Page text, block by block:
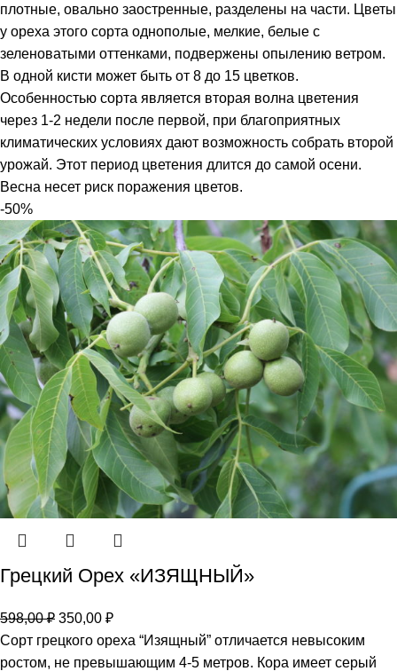
плотные, овально заостренные, разделены на части. Цветы
у ореха этого сорта однополые, мелкие, белые с
зеленоватыми оттенками, подвержены опылению ветром.
В одной кисти может быть от 8 до 15 цветков.
Особенностью сорта является вторая волна цветения
через 1-2 недели после первой, при благоприятных
климатических условиях дают возможность собрать второй
урожай. Этот период цветения длится до самой осени.
Весна несет риск поражения цветов.
-50%
Грецкий Орех «ИЗЯЩНЫЙ»
598,00₽ 350,00 ₽
Сорт грецкого ореха “Изящный” отличается невысоким
ростом, не превышающим 4-5 метров. Кора имеет серый